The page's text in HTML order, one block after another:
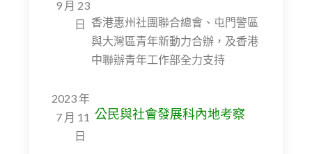
9 月 23
日
香港惠州社團聯合總會、屯門警區
與大灣區青年新動力合辦，及香港
中聯辦青年工作部全力支持
2023 年
7 月 11
日
公民與社會發展科內地考察